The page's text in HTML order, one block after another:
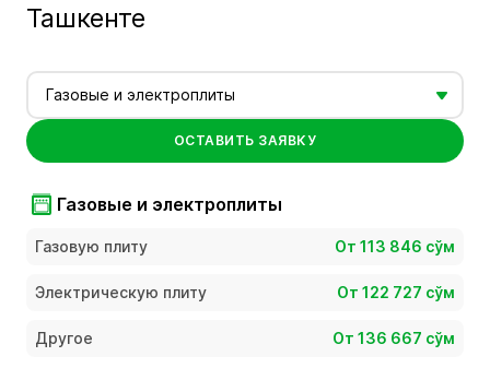
Ташкенте
Газовые и электроплиты
ОСТАВИТЬ ЗАЯВКУ
Газовые и электроплиты
Газовую плиту От 113 846 сўм
Электрическую плиту От 122 727 сўм
Другое От 136 667 сўм